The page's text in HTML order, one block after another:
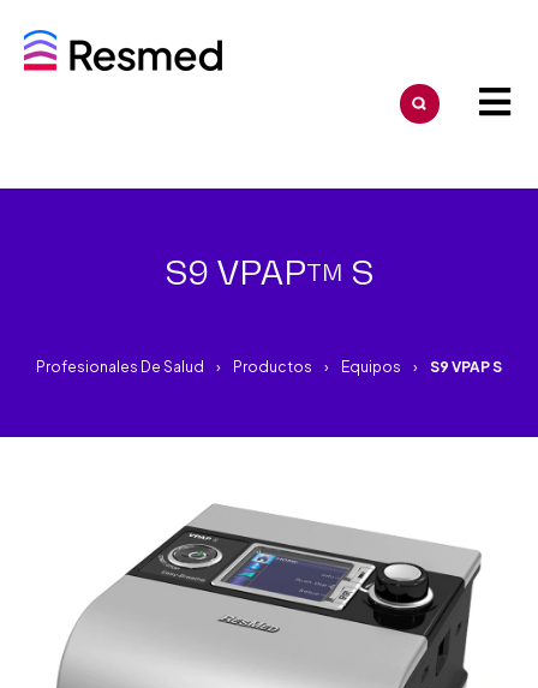
S9 VPAPTM S
Profesionales De Salud Productos Equipos S9 VPAP S